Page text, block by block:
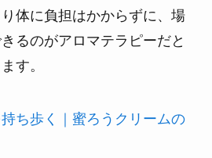
体に負担はかからずに、場
るのがアロマテラピーだと
す。
ち歩く｜蜜ろうクリームの